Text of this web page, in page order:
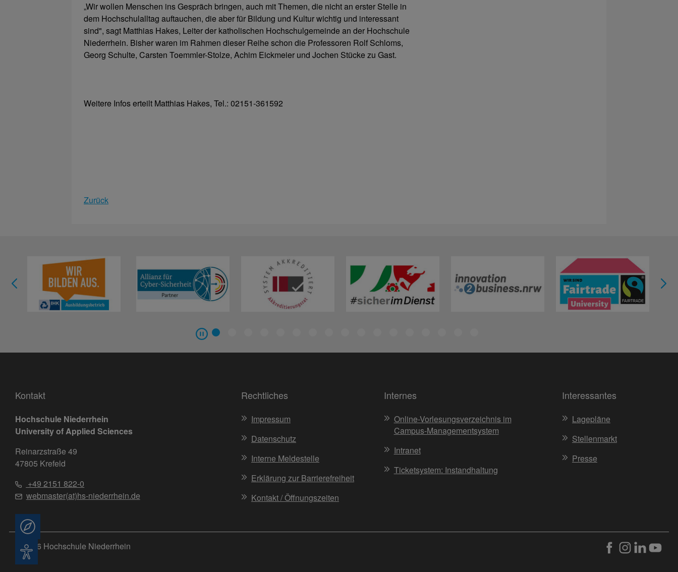
„Wir wollen Menschen ins Gespräch bringen, auch mit Themen, die nicht an erster Stelle in
dem Hochschulalltag auftauchen, die aber für Bildung und Kultur wichtig und interessant
sind", sagt Matthias Hakes, Leiter der katholischen Hochschulgemeinde an der Hochschule
Niederrhein. Bisher waren im Rahmen dieser Reihe schon die Professoren Rolf Schloms,
Georg Schulte, Carsten Toemmler-Stolze, Achim Eickmeier und Jochen Stücke zu Gast.
Weitere Infos erteilt Matthias Hakes, Tel.: 02151-361592
Zurück
Kontakt
Hochschule Niederrhein
University of Applied Sciences
Reinarzstraße 49
47805 Krefeld
+49 2151 822-0
webmaster(at)hs-niederrhein.de
Rechtliches
Impressum
Datenschutz
Interne Meldestelle
Erklärung zur Barrierefreiheit
Kontakt / Öffnungszeiten
Internes
Online-Vorlesungsverzeichnis im
Campus-Managementsystem
Intranet
Ticketsystem: Instandhaltung
Interessantes
Lagepläne
Stellenmarkt
Presse
© 2026 Hochschule Niederrhein
Barrierefreiheit